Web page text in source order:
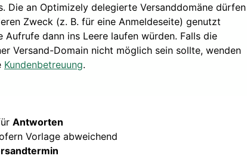
Die an Optimizely delegierte Versanddomäne dürfen
Zweck (z. B. für eine Anmeldeseite) genutzt
Aufrufe dann ins Leere laufen würden. Falls die
Versand-Domain nicht möglich sein sollte, wenden
Kundenbetreuung.
Antworten
Vorlage abweichend